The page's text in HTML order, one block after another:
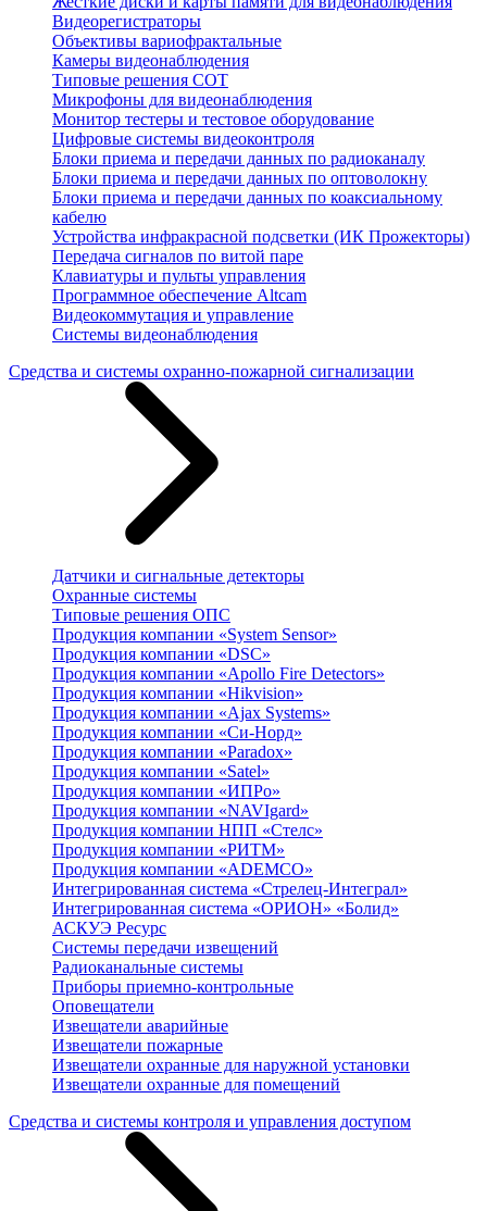
Видеорегистраторы
Объективы вариофрактальные
Камеры видеонаблюдения
Типовые решения СОТ
Микрофоны для видеонаблюдения
Монитор тестеры и тестовое оборудование
Цифровые системы видеоконтроля
Блоки приема и передачи данных по радиоканалу
Блоки приема и передачи данных по оптоволокну
Блоки приема и передачи данных по коаксиальному
кабелю
Устройства инфракрасной подсветки (ИК Прожекторы)
Передача сигналов по витой паре
Клавиатуры и пульты управления
Программное обеспечение Altcam
Видеокоммутация и управление
Системы видеонаблюдения
Средства и системы охранно-пожарной сигнализации
Датчики и сигнальные детекторы
Охранные системы
Типовые решения ОПС
Продукция компании «System Sensor»
Продукция компании «DSC»
Продукция компании «Apollo Fire Detectors»
Продукция компании «Hikvision»
Продукция компании «Ajax Systems»
Продукция компании «Си-Норд»
Продукция компании «Paradox»
Продукция компании «Satel»
Продукция компании «ИПРо»
Продукция компании «NAVIgard»
Продукция компании НПП «Стелс»
Продукция компании «РИТМ»
Продукция компании «ADEMCO»
Интегрированная система «Стрелец-Интеграл»
Интегрированная система «ОРИОН» «Болид»
АСКУЭ Ресурс
Системы передачи извещений
Радиоканальные системы
Приборы приемно-контрольные
Оповещатели
Извещатели аварийные
Извещатели пожарные
Извещатели охранные для наружной установки
Извещатели охранные для помещений
Средства и системы контроля и управления доступом